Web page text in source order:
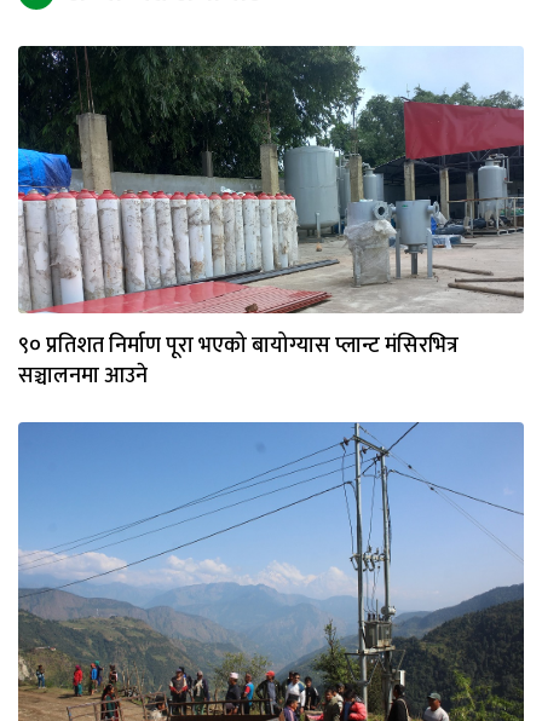
९० प्रतिशत निर्माण पूरा भएको बायोग्यास प्लान्ट मंसिरभित्र
सञ्चालनमा आउने